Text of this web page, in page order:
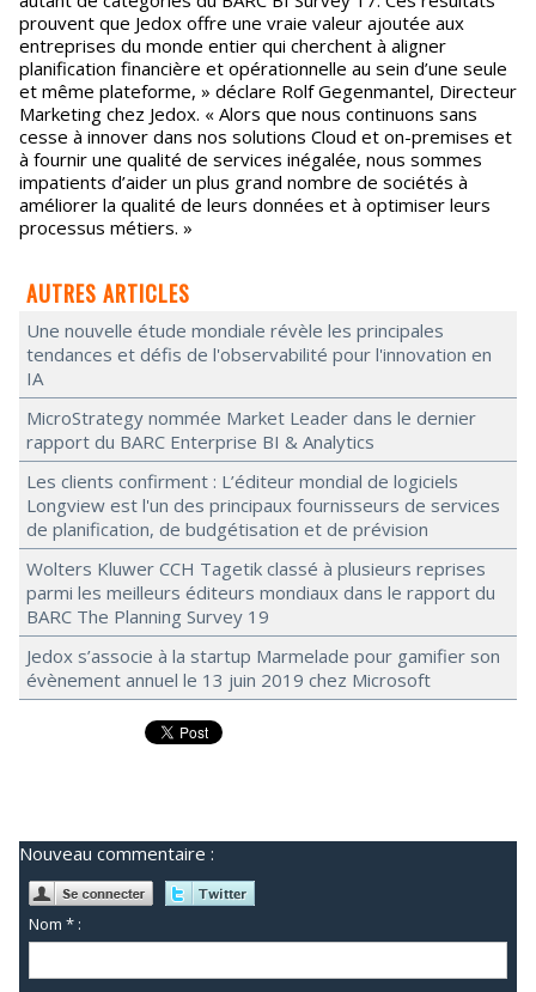
prouvent que Jedox offre une vraie valeur ajoutée aux
entreprises du monde entier qui cherchent à aligner
planification financière et opérationnelle au sein d’une seule
et même plateforme, » déclare Rolf Gegenmantel, Directeur
Marketing chez Jedox. « Alors que nous continuons sans
cesse à innover dans nos solutions Cloud et on-premises et
à fournir une qualité de services inégalée, nous sommes
impatients d’aider un plus grand nombre de sociétés à
améliorer la qualité de leurs données et à optimiser leurs
processus métiers. »
AUTRES ARTICLES
Une nouvelle étude mondiale révèle les principales
tendances et défis de l'observabilité pour l'innovation en
IA
MicroStrategy nommée Market Leader dans le dernier
rapport du BARC Enterprise BI & Analytics
Les clients confirment : L’éditeur mondial de logiciels
Longview est l'un des principaux fournisseurs de services
de planification, de budgétisation et de prévision
Wolters Kluwer CCH Tagetik classé à plusieurs reprises
parmi les meilleurs éditeurs mondiaux dans le rapport du
BARC The Planning Survey 19
Jedox s’associe à la startup Marmelade pour gamifier son
évènement annuel le 13 juin 2019 chez Microsoft
Nouveau commentaire :
Nom * :